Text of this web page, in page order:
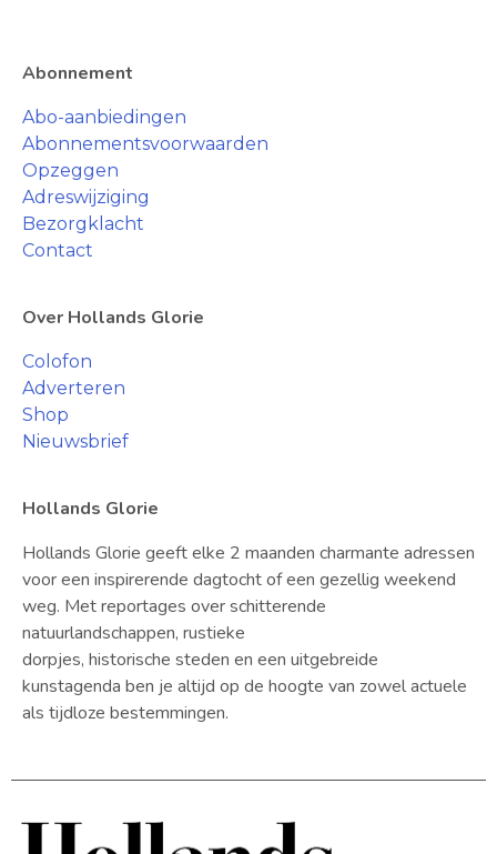
Abonnement
Abo-aanbiedingen
Abonnementsvoorwaarden
Opzeggen
Adreswijziging
Bezorgklacht
Contact
Over Hollands Glorie
Colofon
Adverteren
Shop
Nieuwsbrief
Hollands Glorie
Hollands Glorie geeft elke 2 maanden charmante adressen
voor een inspirerende dagtocht of een gezellig weekend
weg. Met reportages over schitterende
natuurlandschappen, rustieke
dorpjes, historische steden en een uitgebreide
kunstagenda ben je altijd op de hoogte van zowel actuele
als tijdloze bestemmingen.